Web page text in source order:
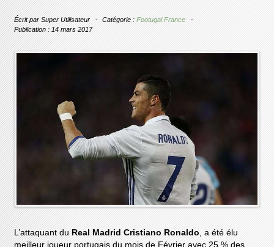
Écrit parSuper Utilisateur Catégorie :Footugal France
Publication : 14 mars 2017
L’attaquant du Real Madrid Cristiano Ronaldo, a été élu
meilleur joueur portugais du mois de Février avec 25 % des